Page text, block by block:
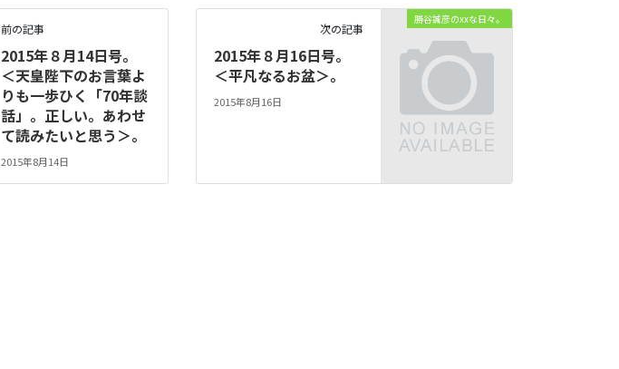
前の記事
2015年８月14日号。
＜天皇陛下のお言葉よ
りも一歩ひく「70年談
話」。正しい。あわせ
て読みたいと思う＞。
2015年8月14日
勝谷誠彦のxxな日々。
次の記事
2015年８月16日号。
＜平凡なるお盆＞。
2015年8月16日